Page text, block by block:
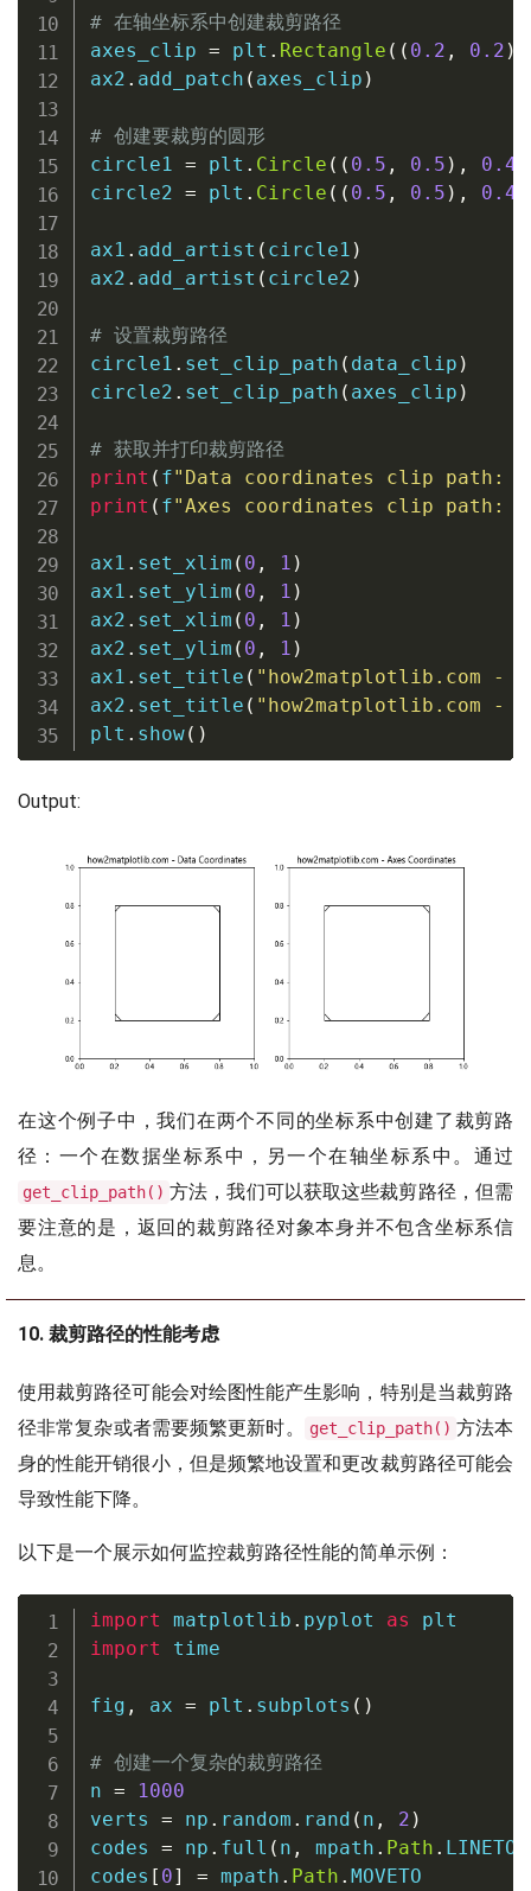
# 在轴坐标系中创建裁剪路径
axes_clip = plt . Rectangle ( ( 0.2 , 0.2 )
ax2 . add_patch ( axes_clip )
# 创建要裁剪的圆形
circle1 = plt . Circle ( ( 0.5 , 0.5 ) , 0.4
circle2 = plt . Circle ( ( 0.5 , 0.5 ) , 0.4
ax1 . add_artist ( circle1 )
ax2 . add_artist ( circle2 )
# 设置裁剪路径
circle1 . set_clip_path ( data_clip )
circle2 . set_clip_path ( axes_clip )
# 获取并打印裁剪路径
print ( f"Data coordinates clip path:
print ( f"Axes coordinates clip path:
ax1 . set_xlim ( 0 , 1 )
ax1 . set_ylim ( 0 , 1 )
ax2 . set_xlim ( 0 , 1 )
ax2 . set_ylim ( 0 , 1 )
ax1 . set_title ( "how2matplotlib.com -
ax2 . set_title ( "how2matplotlib.com -
plt . show( )
Output:
在这个例子中，我们在两个不同的坐标系中创建了裁剪路
径：一个在数据坐标系中，另一个在轴坐标系中。通过
get_clip_path() 方法，我们可以获取这些裁剪路径，但需
要注意的是，返回的裁剪路径对象本身并不包含坐标系信
息。
10. 裁剪路径的性能考虑
使用裁剪路径可能会对绘图性能产生影响，特别是当裁剪路
径非常复杂或者需要频繁更新时。
get_clip_path() 方法本
身的性能开销很小，但是频繁地设置和更改裁剪路径可能会
导致性能下降。
以下是一个展示如何监控裁剪路径性能的简单示例：
import matplotlib . pyplot as
import time
fig , ax = plt . subplots ( )
# 创建一个复杂的裁剪路径
n =
1000
verts = np . random . rand ( n , 2 )
codes = np . full ( n , mpath . Path . LINETO
codes [ 0] = mpath . Path . MOVETO